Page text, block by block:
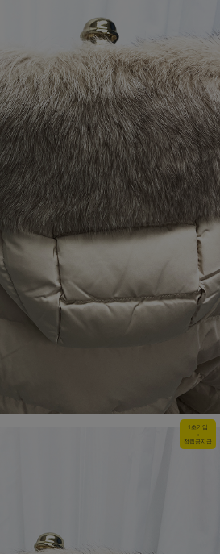
1초가입
+
적립금지급